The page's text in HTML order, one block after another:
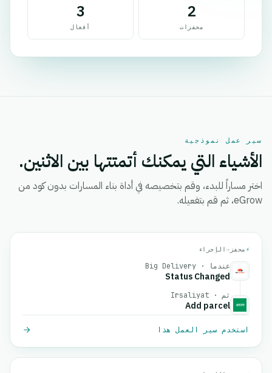
2
محفزات
3
أفعال
سير عمل نموذجية
الأشياء التي يمكنك أتمتتها بين الاثنين.
اختر مساراً للبدء، وقم بتخصيصه في أداة بناء المسارات بدون كود من
eGrow، ثم قم بتفعيله.
⚡ محفز →الإجراء
عندما · Big Delivery
Status Changed
ثم · Irsaliyat
Add parcel
استخدم سير العمل هذا